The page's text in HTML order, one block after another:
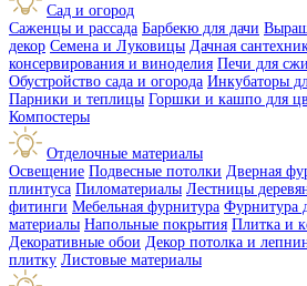
Сад и огород
Саженцы и рассада Барбекю для дачи
декор Семена и Луковицы Дачная
консервирования и виноделия Печи для
Обустройство сада и огорода Инкубаторы
Парники и теплицы Горшки и кашпо для
Компостеры
Отделочные материалы
Освещение Подвесные потолки Дверная
плинтуса Пиломатериалы Лестницы
фитинги Мебельная фурнитура Фурнитура
материалы Напольные покрытия Плитка и
Декоративные обои Декор потолка и
плитку Листовые материалы